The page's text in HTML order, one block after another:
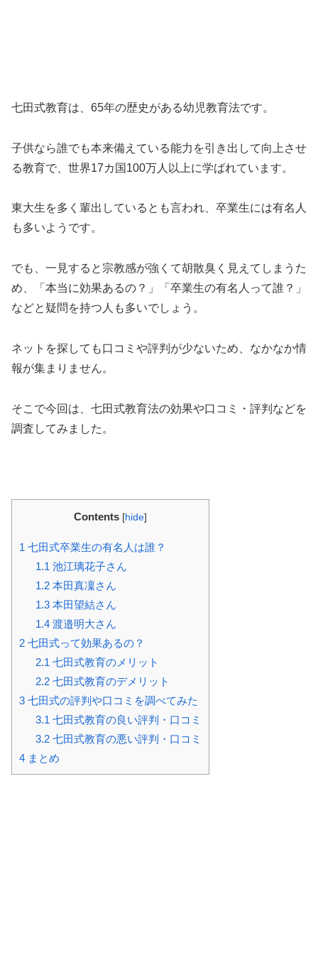
七田式教育は、65年の歴史がある幼児教育法です。
子供なら誰でも本来備えている能力を引き出して向上させ
る教育で、世界17カ国100万人以上に学ばれています。
東大生を多く輩出しているとも言われ、卒業生には有名人
も多いようです。
でも、一見すると宗教感が強くて胡散臭く見えてしまうた
め、「本当に効果あるの？」「卒業生の有名人って誰？」
などと疑問を持つ人も多いでしょう。
ネットを探しても口コミや評判が少ないため、なかなか情
報が集まりません。
そこで今回は、七田式教育法の効果や口コミ・評判などを
調査してみました。
Contents [hide]
1 七田式卒業生の有名人は誰？
1.1 池江璃花子さん
1.2本田真凜さん
1.3本田望結さん
1.4渡邉明大さん
2 七田式って効果あるの？
2.1 七田式教育のメリット
2.2七田式教育のデメリット
3 七田式の評判や口コミを調べてみた
3.1 七田式教育の良い評判・口コミ
3.2七田式教育の悪い評判・口コミ
4 まとめ